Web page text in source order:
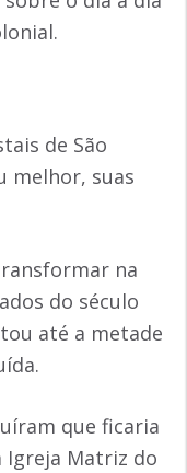
de São
melhor, suas
na
do século
até a metade
que ficaria
Matriz do